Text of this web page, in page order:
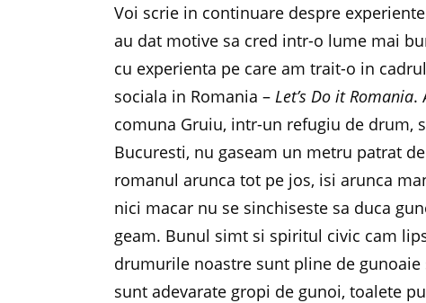
Voi scrie in continuare despre
au dat motive sa cred intr-o lume mai
cu experienta pe care am trait-o in
sociala in Romania –Let’s Do it Romania.
comuna Gruiu, intr-un refugiu de drum,
Bucuresti, nu gaseam un metru patrat
romanul arunca tot pe jos, isi arunca
nici macar nu se sinchiseste sa duca
geam. Bunul simt si spiritul civic cam
drumurile noastre sunt pline de
sunt adevarate gropi de gunoi, toalete